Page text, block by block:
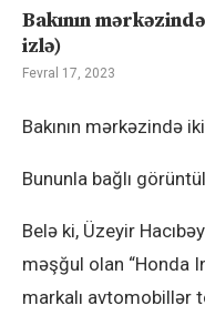
Bakının
izlə)
Fevral 17, 2023
Bakının mərkəzində
Bununla bağlı
Belə ki, Üzeyir
məşğul olan “Honda
markalı avtomobillər